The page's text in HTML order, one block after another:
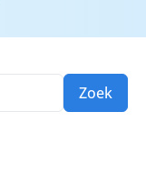
Zoek